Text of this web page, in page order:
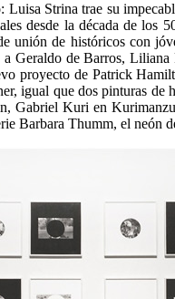
Strina trae su
desde la década de los
de históricos con
de Barros,
proyecto de Patrick
igual que dos pinturas
Kuri en
Barbara Thumm, el